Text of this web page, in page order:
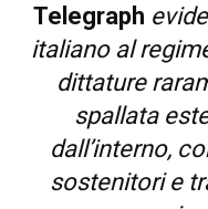
Telegraph
italiano al
dittature
spallata
dall’interno,
sostenitori e